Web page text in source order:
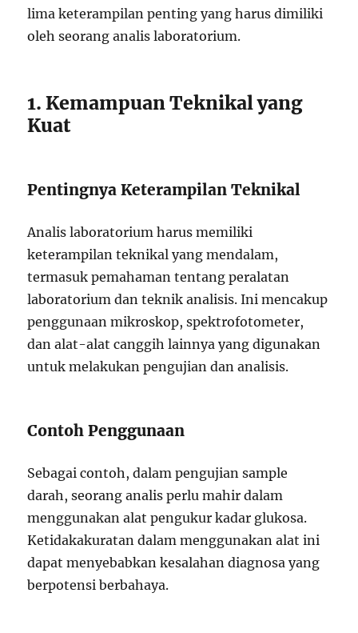
lima keterampilan penting yang harus dimiliki
oleh seorang analis laboratorium.
1. Kemampuan Teknikal yang
Kuat
Pentingnya Keterampilan Teknikal
Analis laboratorium harus memiliki
keterampilan teknikal yang mendalam,
termasuk pemahaman tentang peralatan
laboratorium dan teknik analisis. Ini mencakup
penggunaan mikroskop, spektrofotometer,
dan alat-alat canggih lainnya yang digunakan
untuk melakukan pengujian dan analisis.
Contoh Penggunaan
Sebagai contoh, dalam pengujian sample
darah, seorang analis perlu mahir dalam
menggunakan alat pengukur kadar glukosa.
Ketidakakuratan dalam menggunakan alat ini
dapat menyebabkan kesalahan diagnosa yang
berpotensi berbahaya.